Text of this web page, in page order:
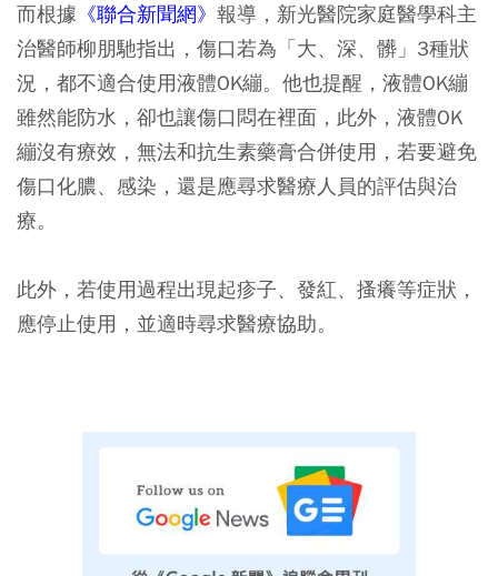
而根據 《聯合新聞網》 報導，新光醫院家庭醫學科主
治醫師柳朋馳指出，傷口若為「大、深、髒」3種狀
況，都不適合使用液體OK繃。他也提醒，液體OK繃
雖然能防水，卻也讓傷口悶在裡面，此外，液體OK
繃沒有療效，無法和抗生素藥膏合併使用，若要避免
傷口化膿、感染，還是應尋求醫療人員的評估與治
療。
此外，若使用過程出現起疹子、發紅、搔癢等症狀，
應停止使用，並適時尋求醫療協助。